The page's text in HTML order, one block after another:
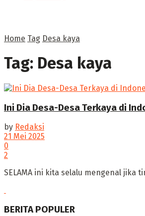
Home Tag Desa kaya
Tag: Desa kaya
‎Ini Dia Desa-Desa Terkaya di
by Redaksi
21 Mei 2025
0
2
SELAMA ini kita selalu mengenal
BERITA POPULER